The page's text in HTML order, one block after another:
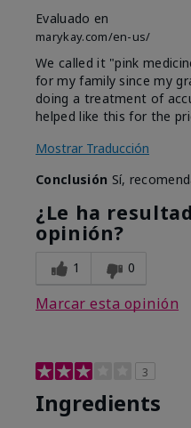
Evaluado en
marykay.com/en-us/
We called it "pink
for my family since my
doing a treatment of
helped like this for the
Mostrar Traducción
Conclusión Sí,
¿Le ha
opinión?
1 0
Marcar esta opinión
3
Ingredients